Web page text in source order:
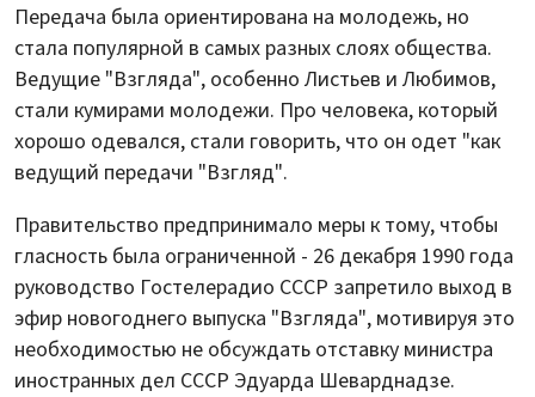
Передача была ориентирована на молодежь, но
стала популярной в самых разных слоях общества.
Ведущие "Взгляда", особенно Листьев и Любимов,
стали кумирами молодежи. Про человека, который
хорошо одевался, стали говорить, что он одет "как
ведущий передачи "Взгляд".
Правительство предпринимало меры к тому, чтобы
гласность была ограниченной - 26 декабря 1990 года
руководство Гостелерадио СССР запретило выход в
эфир новогоднего выпуска "Взгляда", мотивируя это
необходимостью не обсуждать отставку министра
иностранных дел СССР Эдуарда Шеварднадзе.